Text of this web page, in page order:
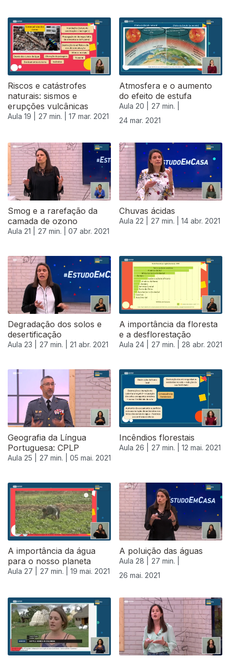
Riscos e catástrofes
naturais: sismos e
erupções vulcânicas
Aula 19 | 27 min. | 17 mar. 2021
Atmosfera e o aumento
do efeito de estufa
Aula 20 |
27 min. |
24 mar. 2021
Smog e a rarefação da
camada de ozono
Aula 21 | 27 min. | 07 abr. 2021
Chuvas ácidas
Aula 22 | 27 min. | 14 abr. 2021
Degradação dos solos e
desertificação
Aula 23 | 27 min. | 21 abr. 2021
A importância da floresta
e a desflorestação
Aula 24 | 27 min. | 28 abr. 2021
540146
Geografia da Língua
Portuguesa: CPLP
Aula 25 | 27 min. | 05 mai. 2021
Incêndios florestais
Aula 26 | 27 min. | 12 mai. 2021
A importância da água
para o nosso planeta
Aula 27 | 27 min. | 19 mai. 2021
A poluição das águas
Aula 28 |
27 min. |
26 mai. 2021